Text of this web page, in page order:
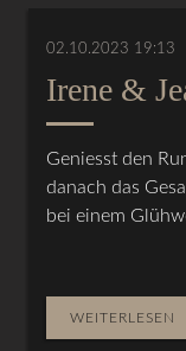
02.10.2023 19:13
Irene &
Geniesst den
danach das
bei einem
WEITERLESEN